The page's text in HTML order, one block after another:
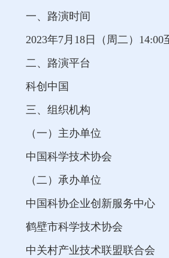
一、路演时间
2023年7月18日（周二）14:00
二、路演平台
科创中国
三、组织机构
（一）主办单位
中国科学技术协会
（二）承办单位
中国科协企业创新服务中心
鹤壁市科学技术协会
中关村产业技术联盟联合会